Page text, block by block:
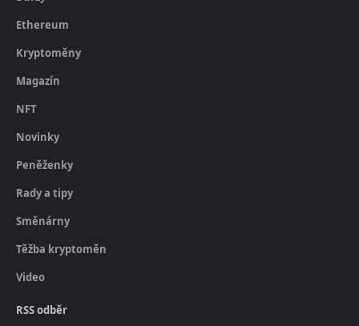
Ethereum
Kryptoměny
Magazín
NFT
Novinky
Peněženky
Rady a tipy
Směnárny
Těžba kryptoměn
Video
RSS odběr